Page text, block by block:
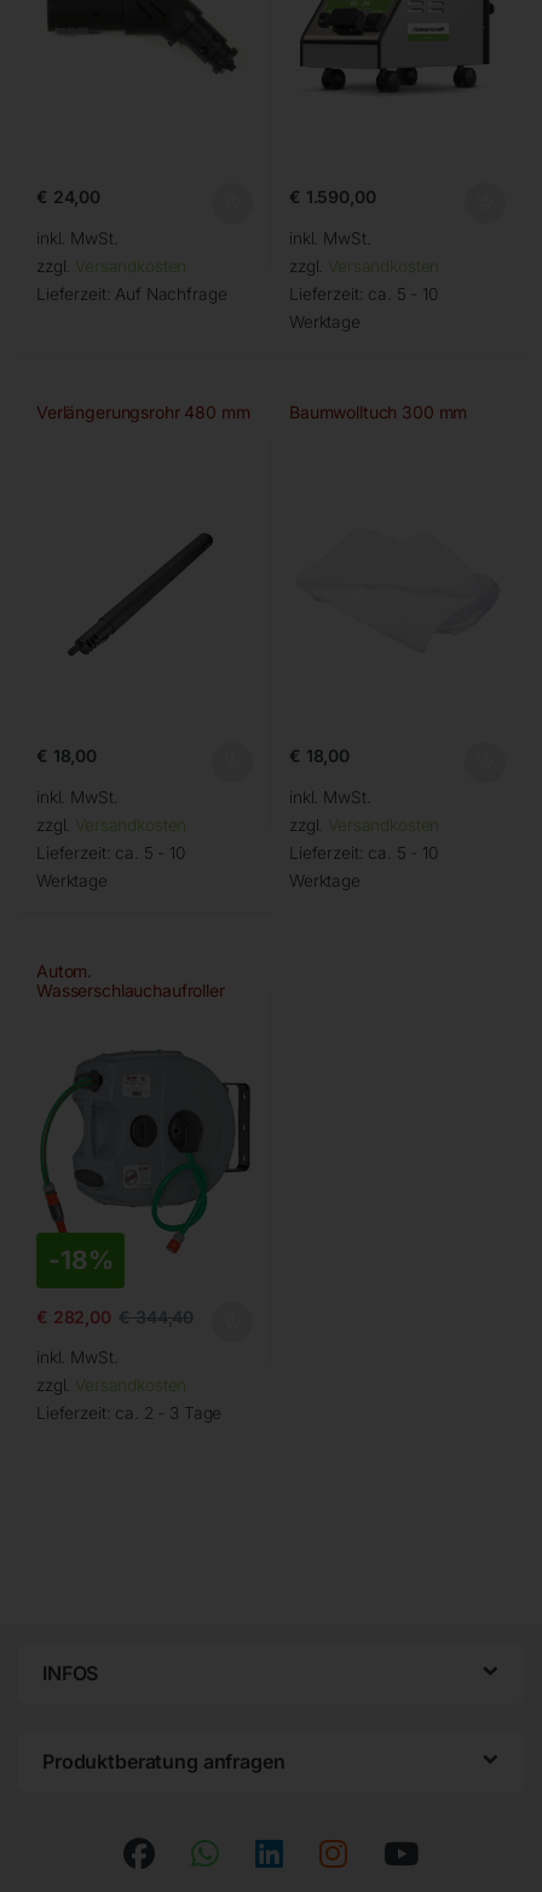
€ 24,00
inkl. MwSt.
zzgl. Versandkosten
Lieferzeit: Auf Nachfrage
€ 1.590,00
inkl. MwSt.
zzgl. Versandkosten
Lieferzeit: ca. 5 - 10
Werktage
Verlängerungsrohr 480 mm
€ 18,00
inkl. MwSt.
zzgl. Versandkosten
Lieferzeit: ca. 5 - 10
Werktage
Baumwolltuch 300 mm
€ 18,00
inkl. MwSt.
zzgl. Versandkosten
Lieferzeit: ca. 5 - 10
Werktage
Autom.
Wasserschlauchaufroller
-18%
€ 282,00 €344,40
inkl. MwSt.
zzgl. Versandkosten
Lieferzeit: ca. 2 - 3 Tage
INFOS
Produktberatung anfragen